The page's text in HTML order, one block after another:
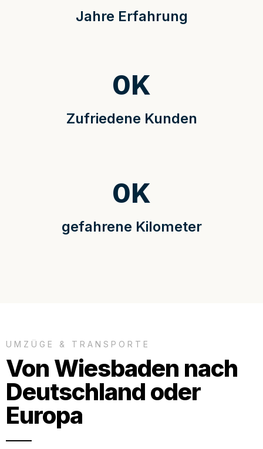
Jahre Erfahrung
Zufriedene Kunden
0K
gefahrene Kilometer
0K
UMZÜGE & TRANSPORTE
Von Wiesbaden nach
Deutschland oder
Europa